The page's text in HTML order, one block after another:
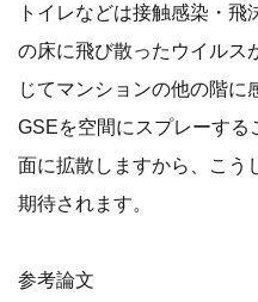
トイレなどは接触感染・
の床に飛び散ったウイルス
じてマンションの他の階に
GSEを空間にスプレーする
面に拡散しますから、こう
期待されます。
参考論文